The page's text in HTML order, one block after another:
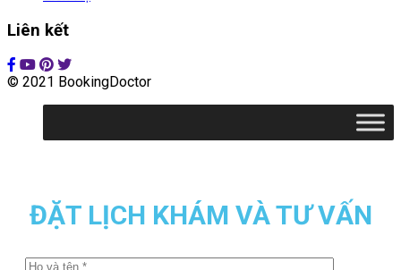
Liên kết
© 2021 BookingDoctor
ĐẶT LỊCH KHÁM VÀ TƯ VẤN